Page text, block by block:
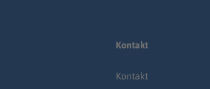
Kontakt
Kontakt